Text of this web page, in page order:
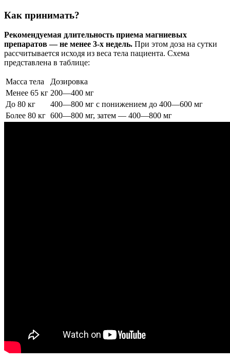
Как принимать?
Рекомендуемая длительность приема магниевых
препаратов — не менее 3-х недель. При этом доза на сутки
рассчитывается исходя из веса тела пациента. Схема
представлена в таблице:
Масса тела
Дозировка
Менее 65 кг 200―400 мг
До 80 кг
400―800 мг с понижением до 400―600 мг
Более 80 кг 600―800 мг, затем — 400―800 мг